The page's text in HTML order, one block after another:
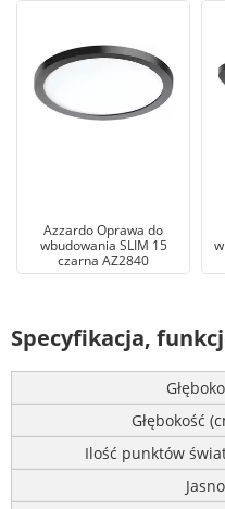
Azzardo Oprawa do
wbudowania SLIM 15
czarna AZ2840
Specyfikacja,
Głębokość
Ilość punktów